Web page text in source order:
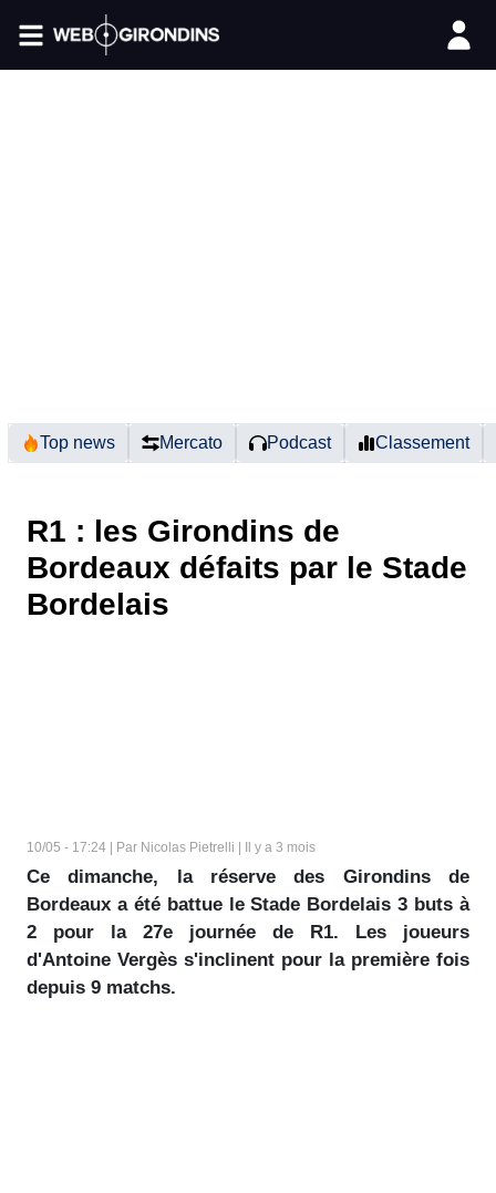
Top news Mercato Podcast Classement
R1 : les Girondins de
Bordeaux défaits par le Stade
Bordelais
10/05 - 17:24 | Par Nicolas Pietrelli | Il y a 3 mois
Ce dimanche, la réserve des Girondins de
Bordeaux a été battue le Stade Bordelais 3 buts à
2 pour la 27e journée de R1. Les joueurs
d'Antoine Vergès s'inclinent pour la première fois
depuis 9 matchs.